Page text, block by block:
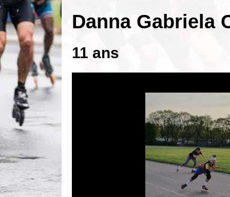
Danna Gabriela
11 ans